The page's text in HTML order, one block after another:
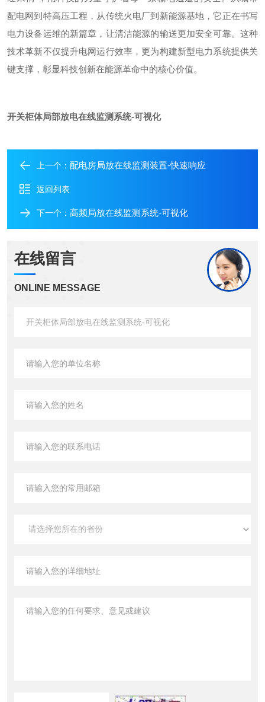
配电网到特高压工程，从传统火电厂到新能源基地，它正在书写
电力设备运维的新篇章，让清洁能源的输送更加安全可靠。这种
技术革新不仅提升电网运行效率，更为构建新型电力系统提供关
键支撑，彰显科技创新在能源革命中的核心价值。
开关柜体局部放电在线监测系统-可视化
上一个： 配电房局放在线监测装置-快速响应
返回列表
下一个： 高频局放在线监测系统-可视化
在线留言
ONLINE MESSAGE